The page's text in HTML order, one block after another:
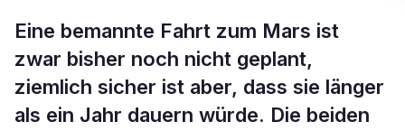
Leben auf der ISS
Eine bemannte Fahrt zum Mars ist
zwar bisher noch nicht geplant,
ziemlich sicher ist aber, dass sie länger
als ein Jahr dauern würde. Die beiden